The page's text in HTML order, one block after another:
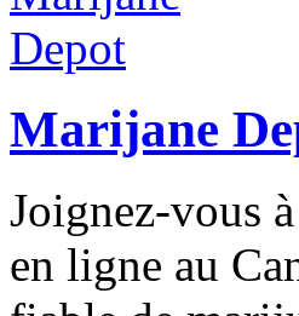
Marijane
Joignez-vous
en ligne au